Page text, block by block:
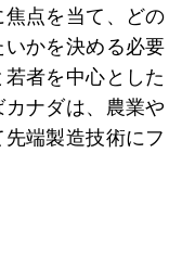
点を当て、どの
かを決める必要
者を中心とした
ナダは、農業や
端製造技術にフ